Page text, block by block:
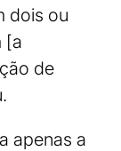
dois ou
[a
de
apenas a